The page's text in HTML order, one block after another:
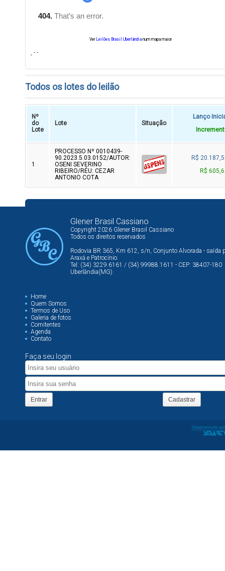
Ver Leilões Brasil Uberlândia num mapa maior
, - -
Todos os lotes do leilão
Nº
do
Lote
Lote Situação
Lanço
1
PROCESSO Nº 0010439-
90.2023.5.03.0152/AUTOR:
OSENI SEVERINO
RIBEIRO/RÉU: CEZAR
ANTONIO COTA
R$
R$
Glener Brasil Cassiano
Copyright 2026 Glener Brasil Cassiano
Todos os direitos reservados
Rodovia BR 365, Km 612, s/n, Conjunto Alvorada - saída
Araxá e Patrocínio.
Tel: (34) 3229.6161 / (34) 99988.1611 - CEP: 38407-180
Uberlândia(MG)
Home
Quem Somos
Termos de Uso
Galeria de fotos
Comitentes
Agenda
Contato
Faça seu login
Entrar Cadastrar